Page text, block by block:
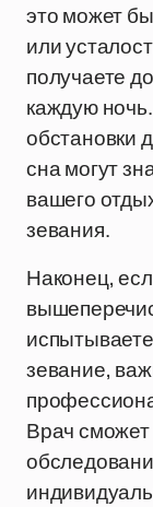
это может
или
получаете
каждую
обстановки
сна могут
вашего
зевания.
Наконец,
зевание,
Врач